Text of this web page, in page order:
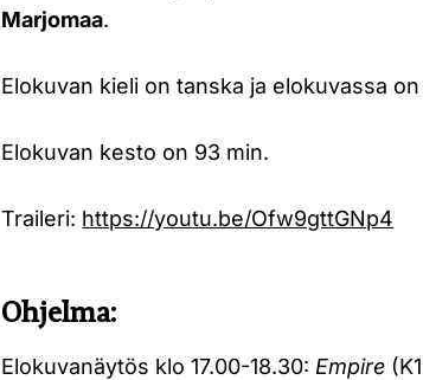
Marjomaa.
Elokuvan kieli on tanska ja elokuvassa
Elokuvan kesto on 93 min.
Traileri: https://youtu.be/Ofw9gttGNp4
Ohjelma:
Elokuvanäytös klo 17.00-18.30: Empire